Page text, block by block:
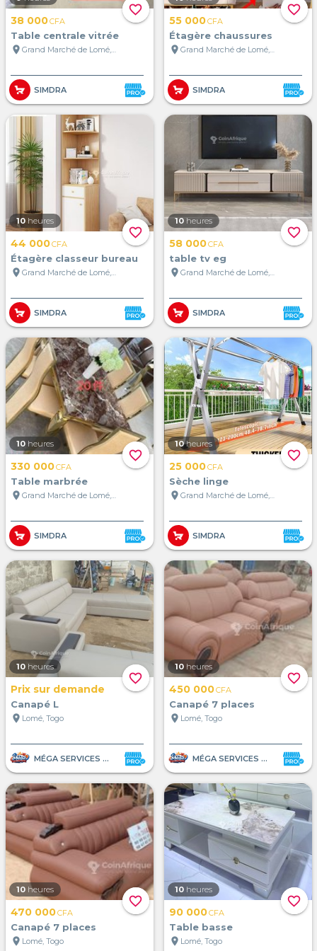
favorite_border
38 000CFA
Table centrale vitrée
location_on
Grand Marché de Lomé, Lomé, Togo
SIMDRA
favorite_border
55 000CFA
Étagère chaussures
location_on
Grand Marché de Lomé, Lomé, Togo
SIMDRA
favorite_border
10 heures
44 000CFA
Étagère classeur bureau
location_on
Grand Marché de Lomé, Lomé, Togo
SIMDRA
favorite_border
10 heures
58 000CFA
table tv eg
location_on
Grand Marché de Lomé, Lomé, Togo
SIMDRA
favorite_border
10 heures
330 000CFA
Table marbrée
location_on
Grand Marché de Lomé, Lomé, Togo
SIMDRA
favorite_border
10 heures
25 000CFA
Sèche linge
location_on
Grand Marché de Lomé, Lomé, Togo
SIMDRA
favorite_border
10 heures
Prix sur demande
Canapé L
location_on Lomé, Togo
MÉGA SERVICES ET VENTE
favorite_border
10 heures
450 000CFA
Canapé 7 places
location_on Lomé, Togo
MÉGA SERVICES ET VENTE
favorite_border
10 heures
470 000CFA
Canapé 7 places
location_on Lomé, Togo
favorite_border
10 heures
90 000CFA
Table basse
location_on Lomé, Togo